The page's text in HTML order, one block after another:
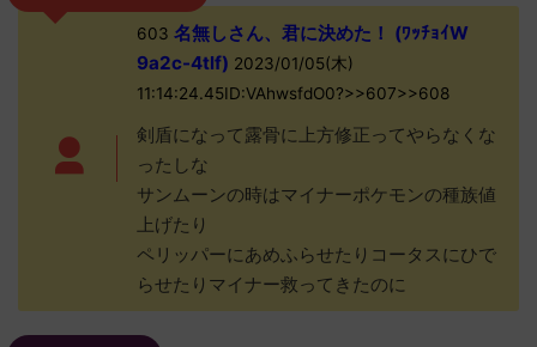
603 名無しさん、君に決めた！ (ﾜｯﾁｮｲW
9a2c-4tlf) 2023/01/05(木)
11:14:24.45ID:VAhwsfdO0?>>607>>608
剣盾になって露骨に上方修正ってやらなくな
ったしな
サンムーンの時はマイナーポケモンの種族値
上げたり
ペリッパーにあめふらせたりコータスにひで
らせたりマイナー救ってきたのに